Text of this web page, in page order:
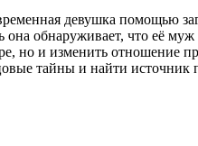
девушка помощью
обнаруживает, что её
но и изменить отношение
тайны и найти источник